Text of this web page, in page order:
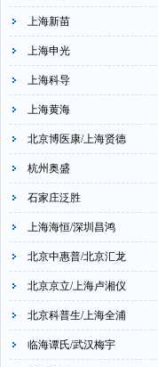
上海新苗
上海申光
上海科导
上海黄海
北京博医康/上海贤德
杭州奥盛
石家庄泛胜
上海海恒/深圳昌鸿
北京中惠普/北京汇龙
北京京立/上海卢湘仪
北京科普生/上海全浦
临海谭氏/武汉梅宇